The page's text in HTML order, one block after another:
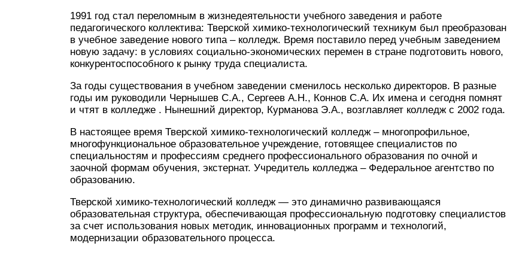
1991 год стал переломным в жизнедеятельности учебного заведения и работе
педагогического коллектива: Тверской химико-технологический техникум был преобразован
в учебное заведение нового типа – колледж. Время поставило перед учебным заведением
новую задачу: в условиях социально-экономических перемен в стране подготовить нового,
конкурентоспособного к рынку труда специалиста.
За годы существования в учебном заведении сменилось несколько директоров. В разные
годы им руководили Чернышев С.А., Сергеев А.Н., Коннов С.А. Их имена и сегодня помнят
и чтят в колледже . Нынешний директор, Курманова Э.А., возглавляет колледж с 2002 года.
В настоящее время Тверской химико-технологический колледж – многопрофильное,
многофункциональное образовательное учреждение, готовящее специалистов по
специальностям и профессиям среднего профессионального образования по очной и
заочной формам обучения, экстернат. Учредитель колледжа – Федеральное агентство по
образованию.
Тверской химико-технологический колледж — это динамично развивающаяся
образовательная структура, обеспечивающая профессиональную подготовку специалистов
за счет использования новых методик, инновационных программ и технологий,
модернизации образовательного процесса.